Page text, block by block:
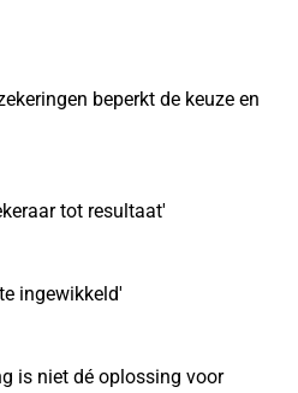
beperkt de keuze en
tot resultaat'
ingewikkeld'
is niet dé oplossing voor